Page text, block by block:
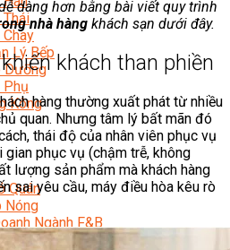
Lý Bếp
Dưỡng
Phụ
Kông
Quán
Nóng
Ngành F&B
Nhà Hàng
dàng hơn bằng bài viết quy trình
nhà hàng khách sạn dưới đây.
khách than phiền
hàng thường xuất phát từ nhiều
quan. Nhưng tâm lý bất mãn đó
thái độ của nhân viên phục vụ
gian phục vụ (chậm trễ, không
lượng sản phẩm mà khách hàng
sai yêu cầu, máy điều hòa kêu rò